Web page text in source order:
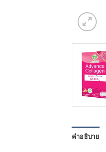
คำอธิบาย